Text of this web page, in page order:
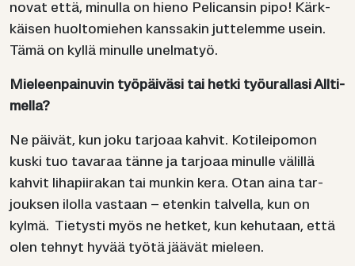
no­vat että, mi­nul­la on hieno Pe­lican­sin pipo! Kärk­
käi­sen huol­to­mie­hen kans­sa­kin jut­te­lem­me usein.
Tämä on kyllä mi­nul­le unel­ma­työ.
Mie­leen­pai­nu­vin työ­päi­vä­si tai hetki työ­ural­la­si All­ti­
mel­la?
Ne päi­vät, kun joku tar­jo­aa kah­vit. Ko­ti­lei­po­mon
kuski tuo ta­va­raa tänne ja tar­jo­aa mi­nul­le vä­lil­lä
kah­vit li­ha­pii­ra­kan tai mun­kin kera. Otan aina tar­
jouk­sen ilol­la vas­taan – eten­kin tal­vel­la, kun on
kylmä. Tie­tys­ti myös ne het­ket, kun ke­hu­taan, että
olen teh­nyt hyvää työtä jää­vät mie­leen.